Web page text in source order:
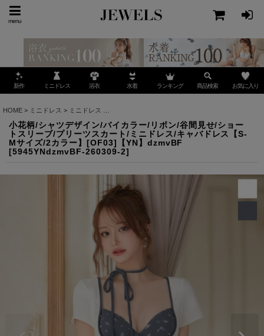
menu
新作 ミニドレス 浴衣 水着 ランキング 商品検索 お気に入り
HOME > ミニドレス > ミニドレス
小花柄/シャツデザイン/バイカラー/リボン/谷間見せ/ショー
トスリーブ/プリーツスカート/ミニドレス/キャバドレス【S-
Mサイズ/2カラー】[OF03]【YN】dzmvBF
[5945YNdzmvBF-260309-2]